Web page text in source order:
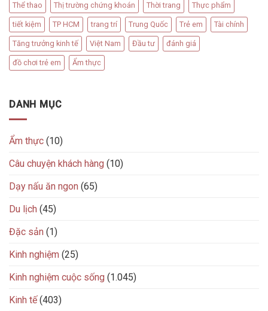
Thể thao Thị trường chứng khoán Thời trang Thực phẩm
tiết kiệm TP HCM trang trí Trung Quốc Trẻ em Tài chính
Tăng trưởng kinh tế Việt Nam Đầu tư đánh giá
đồ chơi trẻ em Ẩm thực
DANH MỤC
Ẩm thực (10)
Câu chuyện khách hàng (10)
Dạy nấu ăn ngon (65)
Du lịch (45)
Đặc sản (1)
Kinh nghiệm (25)
Kinh nghiệm cuộc sống (1.045)
Kinh tế(403)